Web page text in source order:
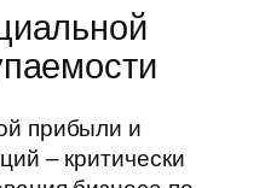
прибыли и
– критически